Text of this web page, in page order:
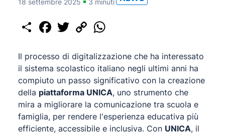
18 settembre 2025 3 minuti
Share Facebook
Twitter Copy
Link
Il processo di digitalizzazione che ha interessato
il sistema scolastico italiano negli ultimi anni ha
compiuto un passo significativo con la creazione
della piattaforma UNICA, uno strumento che
mira a migliorare la comunicazione tra scuola e
famiglia, per rendere l'esperienza educativa più
efficiente, accessibile e inclusiva. Con UNICA, il